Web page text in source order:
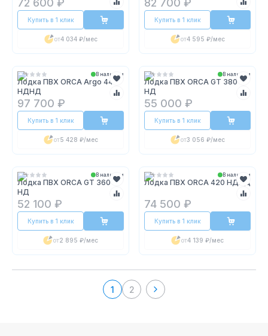
72 600 ₽
Купить в 1 клик
от4 034 ₽/мес
82 700 ₽
Купить в 1 клик
от4 595 ₽/мес
В наличии
Лодка ПВХ ORCA Argo 440
НДНД
97 700 ₽
Купить в 1 клик
от5 428 ₽/мес
В наличии
Лодка ПВХ ORCA GT 380
НД
55 000 ₽
Купить в 1 клик
от3 056 ₽/мес
В наличии
Лодка ПВХ ORCA GT 360
НД
52 100 ₽
Купить в 1 клик
от2 895 ₽/мес
В наличии
Лодка ПВХ ORCA 420 НДНД
74 500 ₽
Купить в 1 клик
от4 139 ₽/мес
1 2